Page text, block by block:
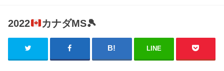
2022 カナダMS🎾
LINE